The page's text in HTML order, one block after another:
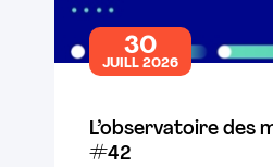
30
JUILL 2026
L’observatoire des
#42